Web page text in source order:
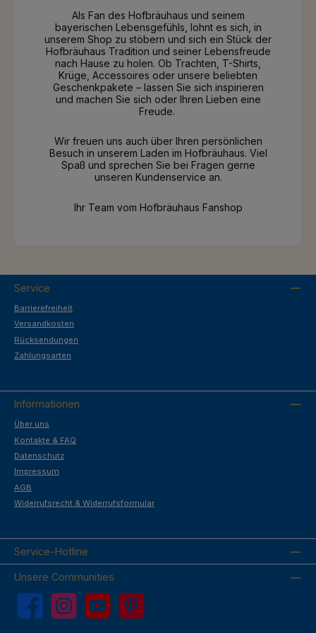
Als Fan des Hofbräuhaus und seinem
bayerischen Lebensgefühls, lohnt es sich, in
unserem Shop zu stöbern und sich ein Stück der
Hofbräuhaus Tradition und seiner Lebensfreude
nach Hause zu holen. Ob Trachten, T-Shirts,
Krüge, Accessoires oder unsere beliebten
Geschenkpakete – lassen Sie sich inspirieren
und machen Sie sich oder Ihren Lieben eine
Freude.
Wir freuen uns auch über Ihren persönlichen
Besuch in unserem Laden im Hofbräuhaus. Viel
Spaß und sprechen Sie bei Fragen gerne
unseren Kundenservice an.
Ihr Team vom Hofbräuhaus Fanshop
Service
Barrierefreiheit
Versandkosten
Rücksendungen
Zahlungsarten
Informationen
Über uns
Kontakte & FAQ
Datenschutz
Impressum
AGB
Widerrufsrecht & Widerrufsformular
Service-Hotline
Unsere Communities
Facebook Instagram YouTube Pinterest